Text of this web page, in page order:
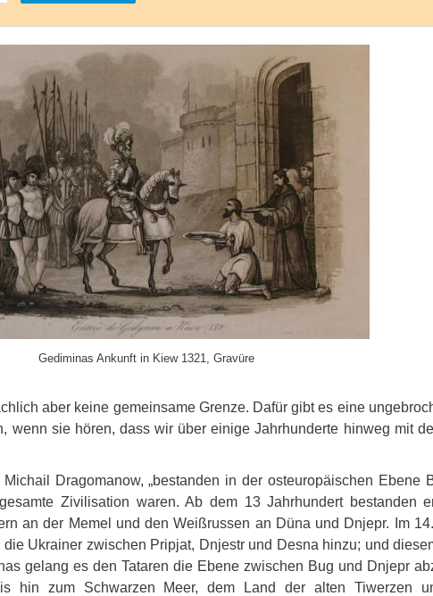
Gediminas Ankunft in Kiew 1321, Gravüre
aber keine gemeinsame Grenze. Dafür gibt es eine
wenn sie hören, dass wir über einige Jahrhunderte hinweg mit
Dragomanow, „bestanden in der osteuropäischen Ebene
Zivilisation waren. Ab dem 13 Jahrhundert bestanden
an der Memel und den Weißrussen an Düna und Dnjepr. Im
Ukrainer zwischen Pripjat, Dnjestr und Desna hinzu; und
gelang es den Tataren die Ebene zwischen Bug und Dnjepr
hin zum Schwarzen Meer, dem Land der alten Tiwerzen